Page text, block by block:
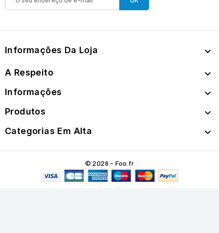
Informações Da Loja 
A Respeito 
Informações 
Produtos 
Categorias Em Alta 
© 2026 - Foo.fr